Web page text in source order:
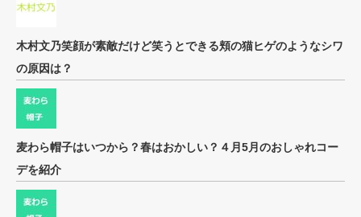
木村文乃笑顔が素敵だけど笑うとできる頬の猫ヒゲのようなシワ
の原因は？
麦わら帽子はいつから？春はおかしい？４月5月のおしゃれコー
デを紹介